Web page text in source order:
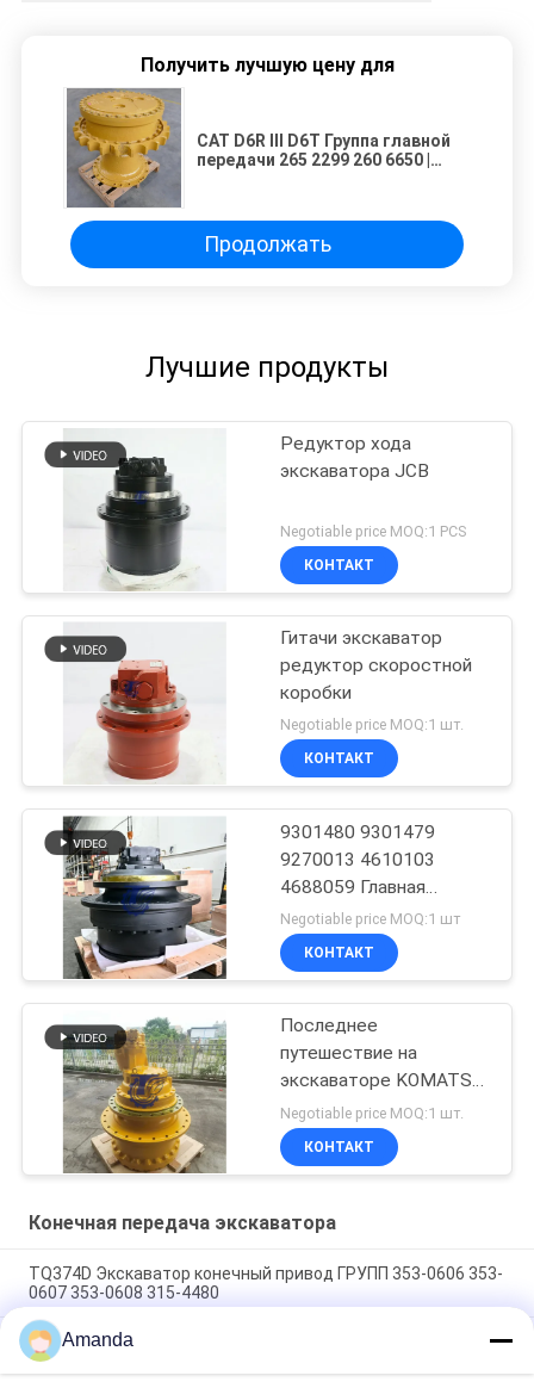
Получить лучшую цену для
CAT D6R III D6T Группа главной
передачи 265 2299 260 6650 |
Продолжать
Лучшие продукты
Редуктор хода
экскаватора JCB
Negotiable price MOQ:1 PCS
КОНТАКТ
Гитачи экскаватор
редуктор скоростной
коробки
Negotiable price MOQ:1 шт.
КОНТАКТ
9301480 9301479
9270013 4610103
4688059 Главная
передача в сборе
Negotiable price MOQ:1 шт
КОНТАКТ
Последнее
путешествие на
экскаваторе KOMATSU
WA100-5
Negotiable price MOQ:1 шт.
КОНТАКТ
Конечная передача экскаватора
TQ374D Экскаватор конечный привод ГРУПП 353-0606 353-
0607 353-0608 315-4480
353-0528 333-3036 Экскаватор конечный привод
двигатель гидравлический фит TQ345D TQ349D
Amanda